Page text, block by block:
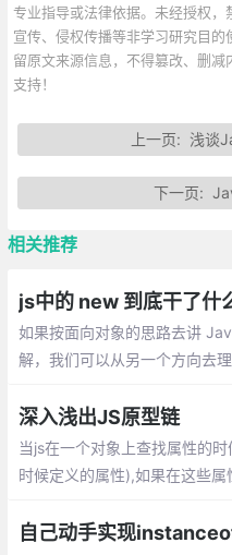
专业指导或法律依据。未经授权
宣传、侵权传播等非学习研究目
留原文来源信息，不得篡改、删
支持！
上一页: 浅谈
下一页:
相关推荐
如果按面向对象的思路去讲
解，我们可以从另一个方向去
深入浅出JS原型链
当js在一个对象上查找属性的
时候定义的属性),如果在这些
_proto__